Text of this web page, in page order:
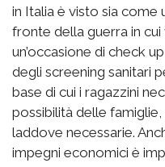
in Italia è visto sia come
fronte della guerra in
un’occasione di check
degli screening sanitari
base di cui i ragazzini
possibilità delle
laddove necessarie.
impegni economici è